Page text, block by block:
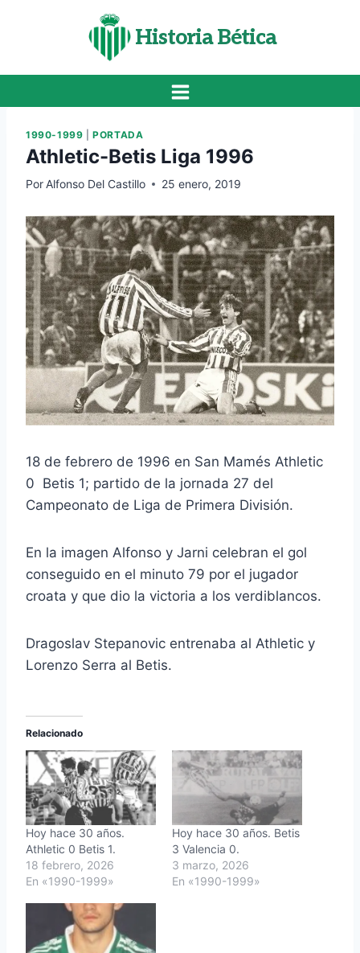
Historia Bética
1990-1999 |PORTADA
Athletic-Betis Liga 1996
Por Alfonso Del Castillo 25 enero, 2019
18 de febrero de 1996 en San Mamés Athletic
0 Betis 1; partido de la jornada 27 del
Campeonato de Liga de Primera División.
En la imagen Alfonso y Jarni celebran el gol
conseguido en el minuto 79 por el jugador
croata y que dio la victoria a los verdiblancos.
Dragoslav Stepanovic entrenaba al Athletic y
Lorenzo Serra al Betis.
Relacionado
Hoy hace 30 años.
Athletic 0 Betis 1.
18 febrero, 2026
En «1990-1999»
Hoy hace 30 años. Betis
3 Valencia 0.
3 marzo, 2026
En «1990-1999»